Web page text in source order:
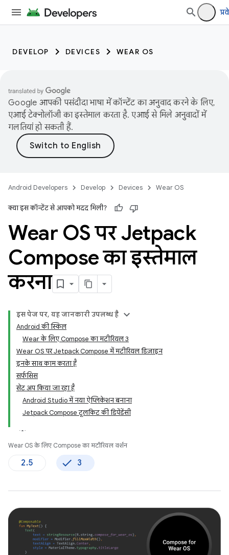
DEVELOP DEVICES WEAR OS
Google आपकी पसंदीदा भाषा में कॉन्टेंट का अनुवाद करने के लिए,
एआई टेक्नोलॉजी का इस्तेमाल करता है. एआई से मिले अनुवादों में
गलतियां हो सकती हैं.
Android Developers Develop Devices Wear OS
क्या इस कॉन्टेंट से आपको मदद मिली?
Wear OS पर Jetpack
Compose का इस्तेमाल
करना
इस पेज पर, यह जानकारी उपलब्ध है
Android की स्किल
Wear के लिए Compose का मटीरियल 3
Wear OS पर Jetpack Compose में मटीरियल डिज़ाइन
इनके साथ काम करता है
सर्फसिस
सेट अप किया जा रहा है
Android Studio में नया ऐप्लिकेशन बनाना
Jetpack Compose टूलकिट की डिपेंडेंसी
Wear OS के लिए Compose का मटीरियल वर्शन
2.5 3